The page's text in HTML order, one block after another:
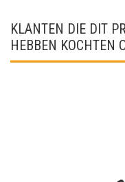
KLANTEN DIE DIT
HEBBEN KOCHTEN